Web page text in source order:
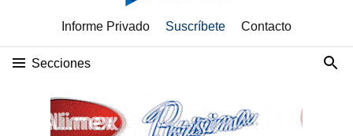
Informe Privado Suscríbete Contacto
Secciones